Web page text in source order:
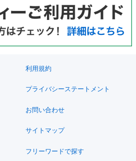
利用規約
プライバシーステートメント
お問い合わせ
サイトマップ
フリーワードで探す